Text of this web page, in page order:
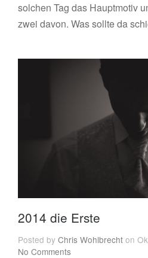
solchen Tag das Hauptmotiv
zwei davon. Was sollte da
2014 die Erste
Posted by Chris Wohlbrecht on
No Comments